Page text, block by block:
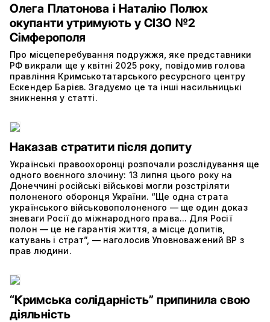
Олега Платонова і Наталію Полюх
окупанти утримують у СІЗО №2
Сімферополя
Про місцеперебування подружжя, яке представники
РФ викрали ще у квітні 2025 року, повідомив голова
правління Кримськотатарського ресурсного центру
Ескендер Барієв. Згадуємо це та інші насильницькі
зникнення у статті.
Наказав стратити після допиту
Українські правоохоронці розпочали розслідування ще
одного воєнного злочину: 13 липня цього року на
Донеччині російські військові могли розстріляти
полоненого оборонця України. “Ще одна страта
українського військовополоненого — ще один доказ
зневаги Росії до міжнародного права... Для Росії
полон — це не гарантія життя, а місце допитів,
катувань і страт”, — наголосив Уповноважений ВР з
прав людини.
“Кримська солідарність” припинила свою
діяльність